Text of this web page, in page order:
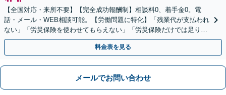
【全国対応・来所不要】【完全成功報酬制】相談料0、着手金0。電
話・メール・WEB相談可能。【労働問題に特化】「残業代が支払われ
ない」「労災保険を使わせてもらえない」「労災保険だけでは足りな
い。損害賠償請求したい」など労働問題はお任せを。
料金表を見る
メールでお問い合わせ